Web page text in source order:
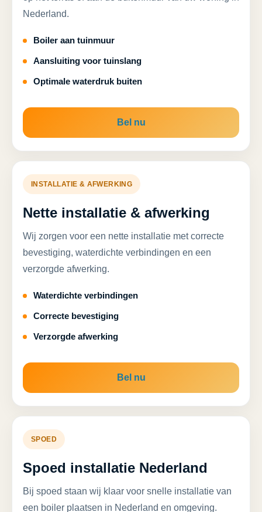
Nederland.
Boiler aan tuinmuur
Aansluiting voor tuinslang
Optimale waterdruk buiten
Bel nu
INSTALLATIE & AFWERKING
Nette installatie & afwerking
Wij zorgen voor een nette installatie met correcte
bevestiging, waterdichte verbindingen en een
verzorgde afwerking.
Waterdichte verbindingen
Correcte bevestiging
Verzorgde afwerking
Bel nu
SPOED
Spoed installatie Nederland
Bij spoed staan wij klaar voor snelle installatie van
een boiler plaatsen in Nederland en omgeving.